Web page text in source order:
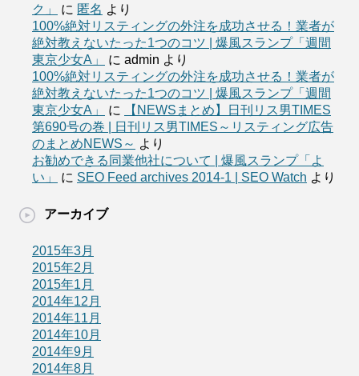
ク」
に 匿名 より
100%絶対リスティングの外注を成功させる！業者が
絶対教えないたった1つのコツ | 爆風スランプ「週間
東京少女A」
に admin より
100%絶対リスティングの外注を成功させる！業者が
絶対教えないたった1つのコツ | 爆風スランプ「週間
東京少女A」
に
【NEWSまとめ】日刊リス男TIMES
第690号の巻 | 日刊リス男TIMES～リスティング広告
のまとめNEWS～ より
お勧めできる同業他社について | 爆風スランプ「よ
い」
に SEO Feed archives 2014-1 | SEO Watch より
アーカイブ
2015年3月
2015年2月
2015年1月
2014年12月
2014年11月
2014年10月
2014年9月
2014年8月